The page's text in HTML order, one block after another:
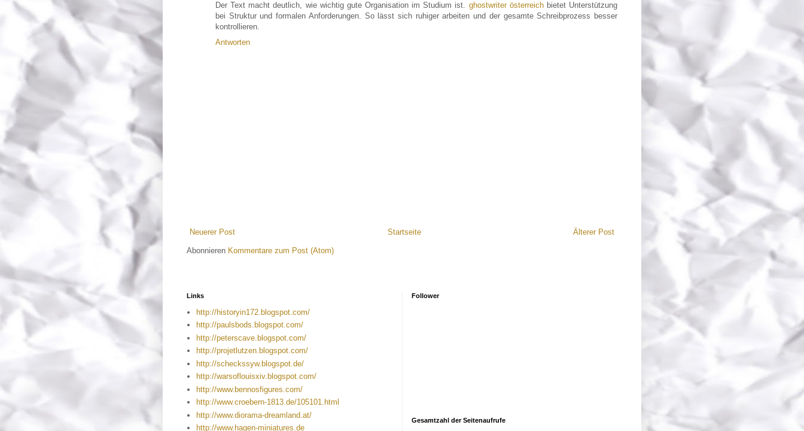
Der Text macht deutlich, wie wichtig gute Organisation im Studium ist. ghostwriter österreichbietet Unterstützung
bei Struktur und formalen Anforderungen. So lässt sich ruhiger arbeiten und der gesamte Schreibprozess besser
kontrollieren.
Antworten
Neuerer Post Älterer Post
Startseite
Abonnieren Kommentare zum Post (Atom)
Links
http://historyin172.blogspot.com/
http://paulsbods.blogspot.com/
http://peterscave.blogspot.com/
http://projetlutzen.blogspot.com/
http://scheckssyw.blogspot.de/
http://warsoflouisxiv.blogspot.com/
http://www.bennosfigures.com/
http://www.croebern-1813.de/105101.html
http://www.diorama-dreamland.at/
http://www.hagen-miniatures.de
Follower
Gesamtzahl der Seitenaufrufe